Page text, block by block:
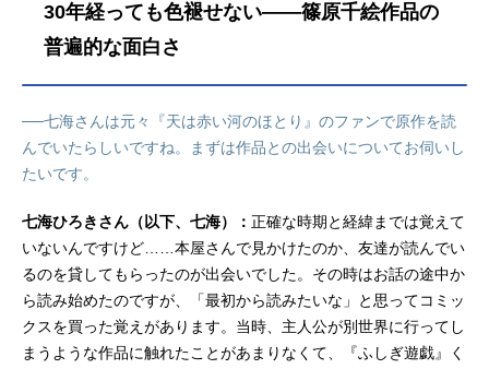
シリ：加藤渉ナキア：内田彩ザナン
智敬ハディ：青木志貴リュイ：川井
田夏海シャラ：松岡美里カッシュ：
石谷春貴ルサファ：榎木淳弥ミッ
30年経っても色褪せない――篠原千絵作品の
普遍的な面白さ
──七海さんは元々『天は赤い河のほとり』のファンで原作を読
んでいたらしいですね。まずは作品との出会いについてお伺いし
たいです。
七海ひろきさん（以下、七海）： 正確な時期と経緯までは覚えて
いないんですけど……本屋さんで見かけたのか、友達が読んでい
るのを貸してもらったのが出会いでした。その時はお話の途中か
ら読み始めたのですが、「最初から読みたいな」と思ってコミッ
クスを買った覚えがあります。当時、主人公が別世界に行ってし
まうような作品に触れたことがあまりなくて、『ふしぎ遊戯』く